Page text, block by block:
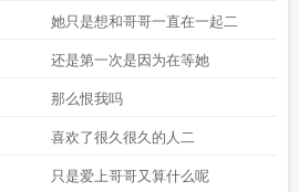
她只是想和哥哥一直在一起二
还是第一次是因为在等她
那么恨我吗
喜欢了很久很久的人二
只是爱上哥哥又算什么呢